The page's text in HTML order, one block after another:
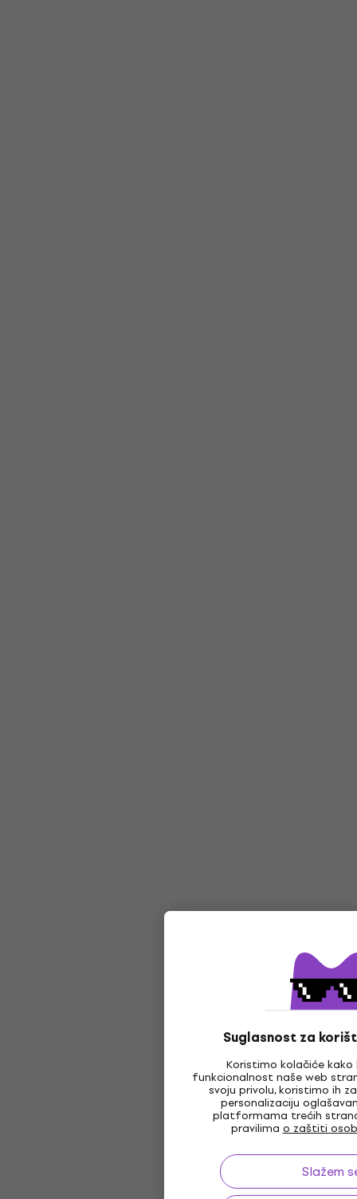
Suglasnost za
Koristimo kolačiće
funkcionalnost naše web
svoju privolu, koristimo ih
personalizaciju
platformama trećih
pravilima o zaštiti
Slažem